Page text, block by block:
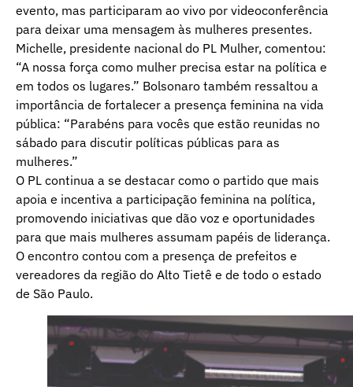
evento, mas participaram ao vivo por videoconferência
para deixar uma mensagem às mulheres presentes.
Michelle, presidente nacional do PL Mulher, comentou:
“A nossa força como mulher precisa estar na política e
em todos os lugares.” Bolsonaro também ressaltou a
importância de fortalecer a presença feminina na vida
pública: “Parabéns para vocês que estão reunidas no
sábado para discutir políticas públicas para as
mulheres.”
O PL continua a se destacar como o partido que mais
apoia e incentiva a participação feminina na política,
promovendo iniciativas que dão voz e oportunidades
para que mais mulheres assumam papéis de liderança.
O encontro contou com a presença de prefeitos e
vereadores da região do Alto Tietê e de todo o estado
de São Paulo.